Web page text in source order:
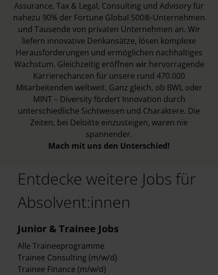
Assurance, Tax & Legal, Consulting und Advisory für
nahezu 90% der Fortune Global 500®-Unternehmen
und Tausende von privaten Unternehmen an. Wir
liefern innovative Denkansätze, lösen komplexe
Herausforderungen und ermöglichen nachhaltiges
Wachstum. Gleichzeitig eröffnen wir hervorragende
Karrierechancen für unsere rund 470.000
Mitarbeitenden weltweit. Ganz gleich, ob BWL oder
MINT – Diversity fördert Innovation durch
unterschiedliche Sichtweisen und Charaktere. Die
Zeiten, bei Deloitte einzusteigen, waren nie
spannender.
Mach mit uns den Unterschied!
Entdecke weitere Jobs für
Absolvent:innen
Junior & Trainee Jobs
Alle Traineeprogramme
Trainee Consulting (m/w/d)
Trainee Finance (m/w/d)